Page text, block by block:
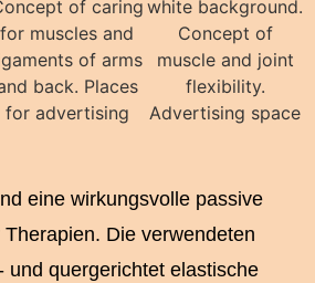
eine wirkungsvolle passive
Die verwendeten
und quergerichtet elastische